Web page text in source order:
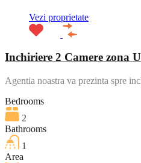
Vezi proprietate
Inchiriere 2 Camere zona
Agentia noastra va prezinta spre
Bedrooms
2
Bathrooms
1
Area